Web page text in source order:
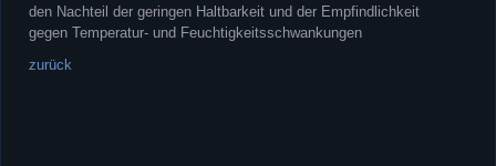
den Nachteil der geringen Haltbarkeit und der Empfindlichkeit
gegen Temperatur- und Feuchtigkeitsschwankungen
zurück